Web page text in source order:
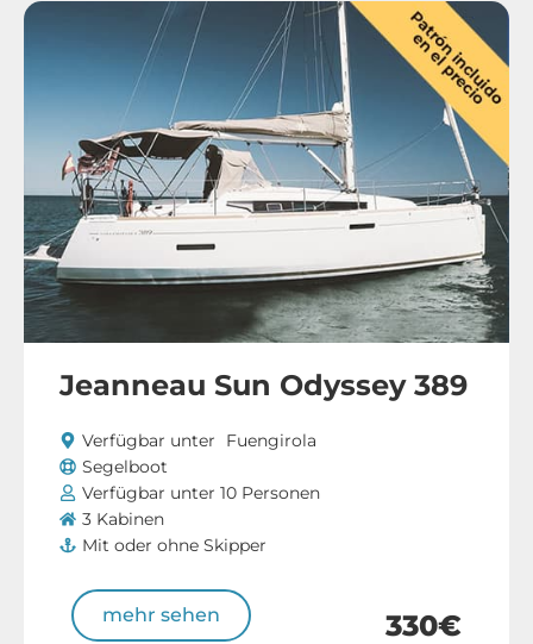
Jeanneau Sun Odyssey 389
Verfügbar unter
Fuengirola
Segelboot
Verfügbar unter 10 Personen
3 Kabinen
Mit oder ohne Skipper
mehr sehen 330€